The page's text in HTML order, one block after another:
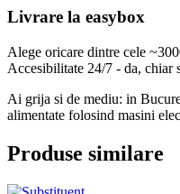
Livrare la easybox
Alege oricare dintre cele
Accesibilitate 24/7 - da, chiar
Ai grija si de mediu: in
alimentate folosind masini
Produse similare